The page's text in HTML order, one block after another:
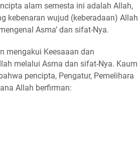
alam semesta ini adalah Allah,
kebenaran wujud (keberadaan) Allah
Asma’ dan sifat-Nya.
mengakui Keesaaan dan
melalui Asma dan sifat-Nya. Kaum
pencipta, Pengatur, Pemelihara
Allah berfirman: